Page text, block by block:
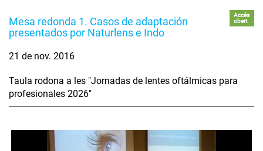
Mesa redonda 1. Casos de adaptación
presentados por Naturlens e Indo
Accés
obert
21 de nov. 2016
Taula rodona a les "Jornadas de lentes oftálmicas para
profesionales 2026"